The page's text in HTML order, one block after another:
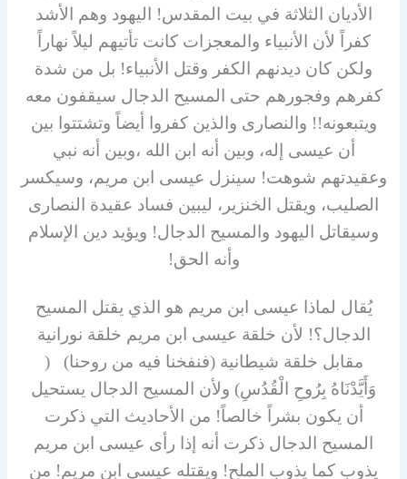
الأديان الثلاثة في بيت المقدس! اليهود وهم الأشد
كفراً لأن الأنبياء والمعجزات كانت تأتيهم ليلاً نهاراً
ولكن كان ديدنهم الكفر وقتل الأنبياء! بل من شدة
كفرهم وفجورهم حتى المسيح الدجال سيقفون معه
ويتبعونه!! والنصارى والذين كفروا أيضاً وتشتتوا بين
أن عيسى إله، وبين أنه ابن الله ،وبين أنه نبي
وعقيدتهم شوهت! سينزل عيسى ابن مريم، وسيكسر
الصليب، ويقتل الخنزير، ليبين فساد عقيدة النصارى
وسيقاتل اليهود والمسيح الدجال! ويؤيد دين الإسلام
وأنه الحق!
يُقال لماذا عيسى ابن مريم هو الذي يقتل المسيح
الدجال؟! لأن خلقة عيسى ابن مريم خلقة نورانية
مقابل خلقة شيطانية (فنفخنا فيه من روحنا) (
وَأَيَّدْنَاهُ بِرُوحِ الْقُدُسِ) ولأن المسيح الدجال يستحيل
أن يكون بشراً خالصاً! من الأحاديث التي ذكرت
المسيح الدجال ذكرت أنه إذا رأى عيسى ابن مريم
يذوب كما يذوب الملح! ويقتله عيسى ابن مريم! من